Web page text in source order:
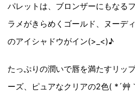
パレットは、ブロンザーにもなる
ラメがきらめくゴールド、ヌーデ
のアイシャドウがイン(>_<)♪
たっぷりの潤いで唇を満たすリッ
ーズ、ピュアなクリアの2色( *´